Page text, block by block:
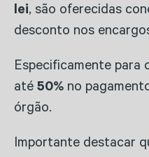
lei, são oferecidas
desconto nos
Especificamente para
até 50% no
órgão.
Importante destacar